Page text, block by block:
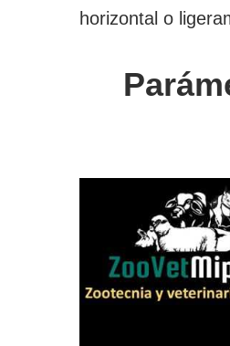
horizontal o